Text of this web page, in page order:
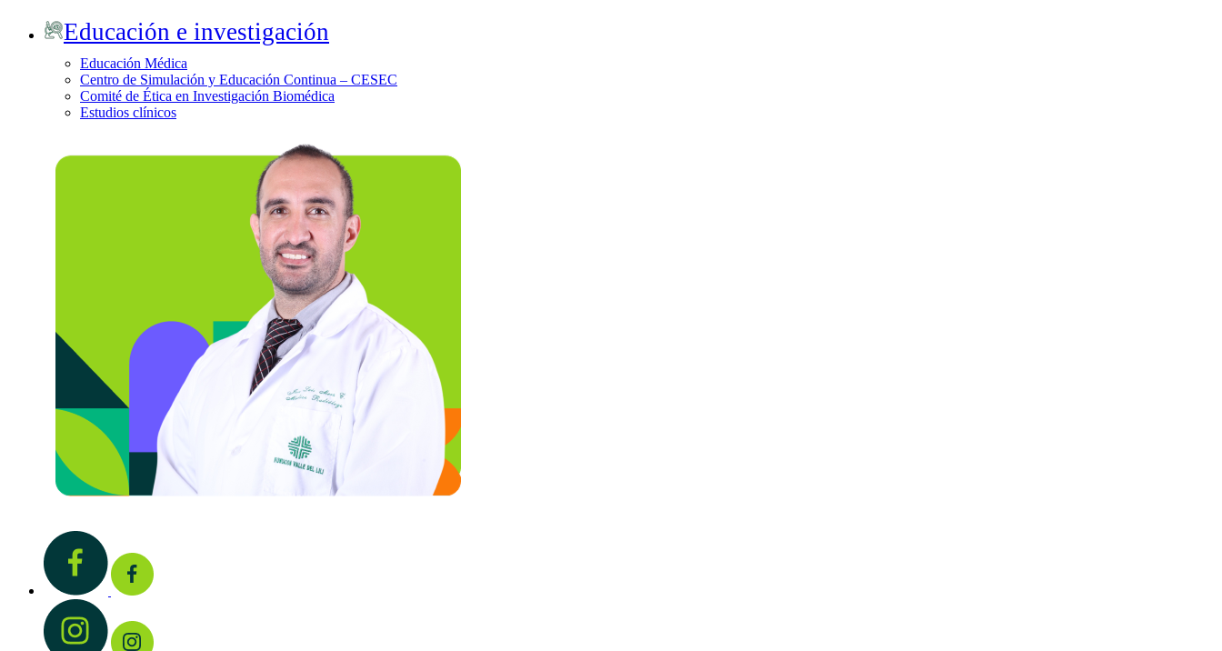
Educación e investigación
Educación Médica
Centro de Simulación y Educación Continua – CESEC
Comité de Ética en Investigación Biomédica
Estudios clínicos